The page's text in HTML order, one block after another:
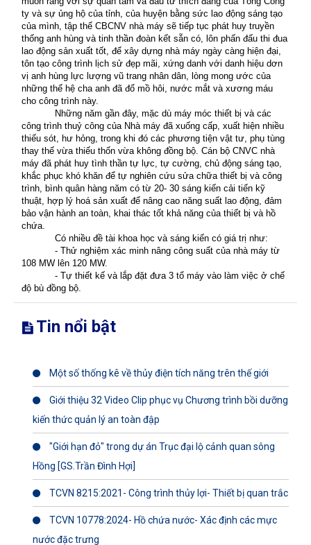
ty và sự ủng hộ của tỉnh, của huyện bằng sức lao động sáng tạo
của mình, tập thể CBCNV nhà máy sẽ tiếp tục phát huy truyền
thống anh hùng và tinh thần đoàn kết sẵn có, lôn phấn đấu thi đua
lao động sản xuất tốt, để xây dựng nhà máy ngày càng hiện đại,
tôn tạo công trình lịch sử đẹp mãi, xứng danh với danh hiệu dơn
vị anh hùng lực lượng vũ trang nhân dân, lòng mong ước của
những thế hệ cha anh đã đổ mồ hôi, nước mắt và xương máu
cho công trình này.
Những năm gần đây, mặc dù máy móc thiết bị và các
công trình thuỷ công của Nhà máy đã xuống cấp, xuất hiện nhiều
thiếu sót, hư hỏng, trong khi đó các phương tiện vật tư, phụ tùng
thay thế vừa thiếu thốn vừa không đồng bộ. Cán bộ CNVC nhà
máy đã phát huy tình thần tự lực, tự cường, chủ động sáng tạo,
khắc phục khó khăn để tự nghiên cứu sửa chữa thiết bị và công
trình, bình quân hàng năm có từ 20- 30 sáng kiến cải tiến kỹ
thuật, hợp lý hoá sản xuất để nâng cao năng suất lao động, đảm
bảo vận hành an toàn, khai thác tốt khả năng của thiết bị và hồ
chứa.
Có nhiều đề tài khoa học và sáng kiến có giá trị như:
- Thử nghiệm xác minh nâng công suất của nhà máy từ
108 MW lên 120 MW.
- Tự thiết kế và lắp đặt đưa 3 tổ máy vào làm việc ở chế
độ bù đồng bộ.
Tin nổi bật
Một số thống kê về thủy điện tích năng trên thế giới
Giới thiệu 32 Video Clip phục vụ Chương trình bồi dưỡng
kiến thức quản lý an toàn đập
"Giới hạn đỏ" trong dự án Trục đại lộ cảnh quan sông
Hồng [GS.Trần Đình Hợi]
TCVN 8215:2021- Công trình thủy lợi- Thiết bị quan trắc
TCVN 10778:2024- Hồ chứa nước- Xác định các mực
nước đặc trưng